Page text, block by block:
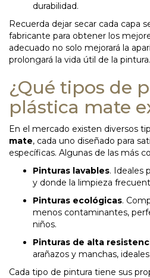
durabilidad.
Recuerda dejar secar cada capa
fabricante para obtener los
adecuado no solo mejorará la
prolongará la vida útil de la pintura.
¿Qué tipos de
plástica mate
En el mercado existen diversos
mate, cada uno diseñado para
específicas. Algunas de las más
Pinturas lavables. Ideales
y donde la limpieza
Pinturas ecológicas.
menos contaminantes,
niños.
Pinturas de alta
arañazos y manchas,
Cada tipo de pintura tiene sus